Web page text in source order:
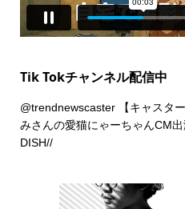
Tik Tokチャンネル配信中
@trendnewscaster【キャスタ
みさんの愛猫にゃーちゃんCM
DISH//